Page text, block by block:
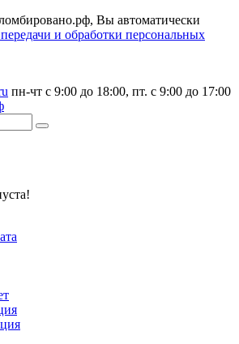
Вы автоматически
и обработки персональных
пн-чт с 9:00 до 18:00, пт. с 9:00 до 17:00